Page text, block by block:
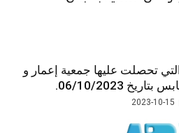
التي تحصلت عليها جمعية إعمار و
06/10/2023.